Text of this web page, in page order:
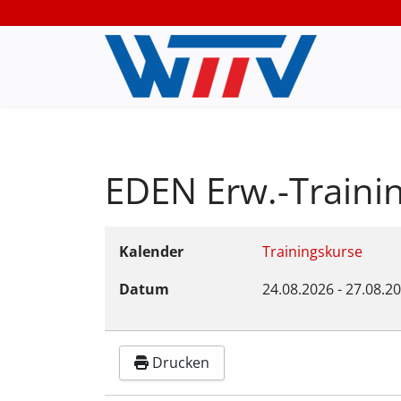
EDEN Erw.-
Kalender
Trainingskurse
Datum
24.08.2026-
Drucken